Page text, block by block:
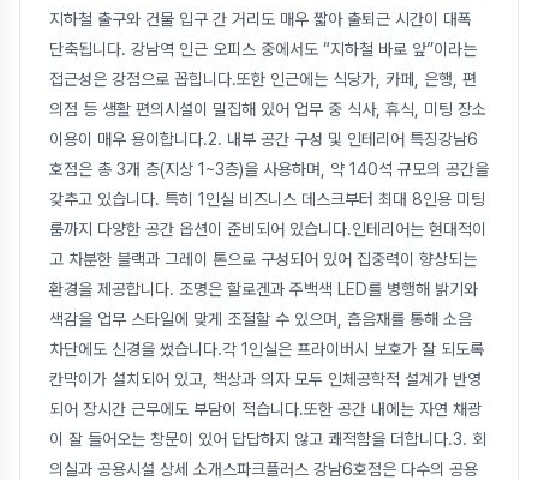
지하철 출구와 건물 입구 간 거리도 매우 짧아 출퇴근 시간이 대폭
단축됩니다. 강남역 인근 오피스 중에서도 “지하철 바로 앞”이라는
접근성은 강점으로 꼽힙니다.또한 인근에는 식당가, 카페, 은행, 편
의점 등 생활 편의시설이 밀집해 있어 업무 중 식사, 휴식, 미팅 장소
이용이 매우 용이합니다.2. 내부 공간 구성 및 인테리어 특징강남6
호점은 총 3개 층(지상 1~3층)을 사용하며, 약 140석 규모의 공간을
갖추고 있습니다. 특히 1인실 비즈니스 데스크부터 최대 8인용 미팅
룸까지 다양한 공간 옵션이 준비되어 있습니다.인테리어는 현대적이
고 차분한 블랙과 그레이 톤으로 구성되어 있어 집중력이 향상되는
환경을 제공합니다. 조명은 할로겐과 주백색 LED를 병행해 밝기와
색감을 업무 스타일에 맞게 조절할 수 있으며, 흡음재를 통해 소음
차단에도 신경을 썼습니다.각 1인실은 프라이버시 보호가 잘 되도록
칸막이가 설치되어 있고, 책상과 의자 모두 인체공학적 설계가 반영
되어 장시간 근무에도 부담이 적습니다.또한 공간 내에는 자연 채광
이 잘 들어오는 창문이 있어 답답하지 않고 쾌적함을 더합니다.3. 회
의실과 공용시설 상세 소개스파크플러스 강남6호점은 다수의 공용